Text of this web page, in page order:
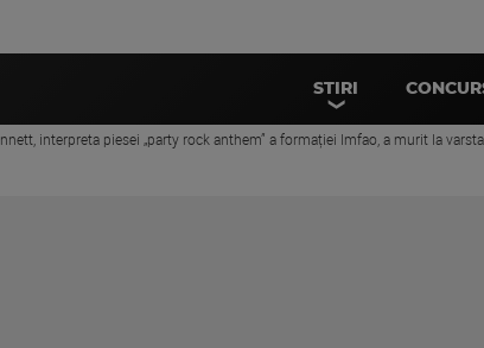
STIRI
interpreta piesei „party rock anthem” a formației lmfao, a murit la